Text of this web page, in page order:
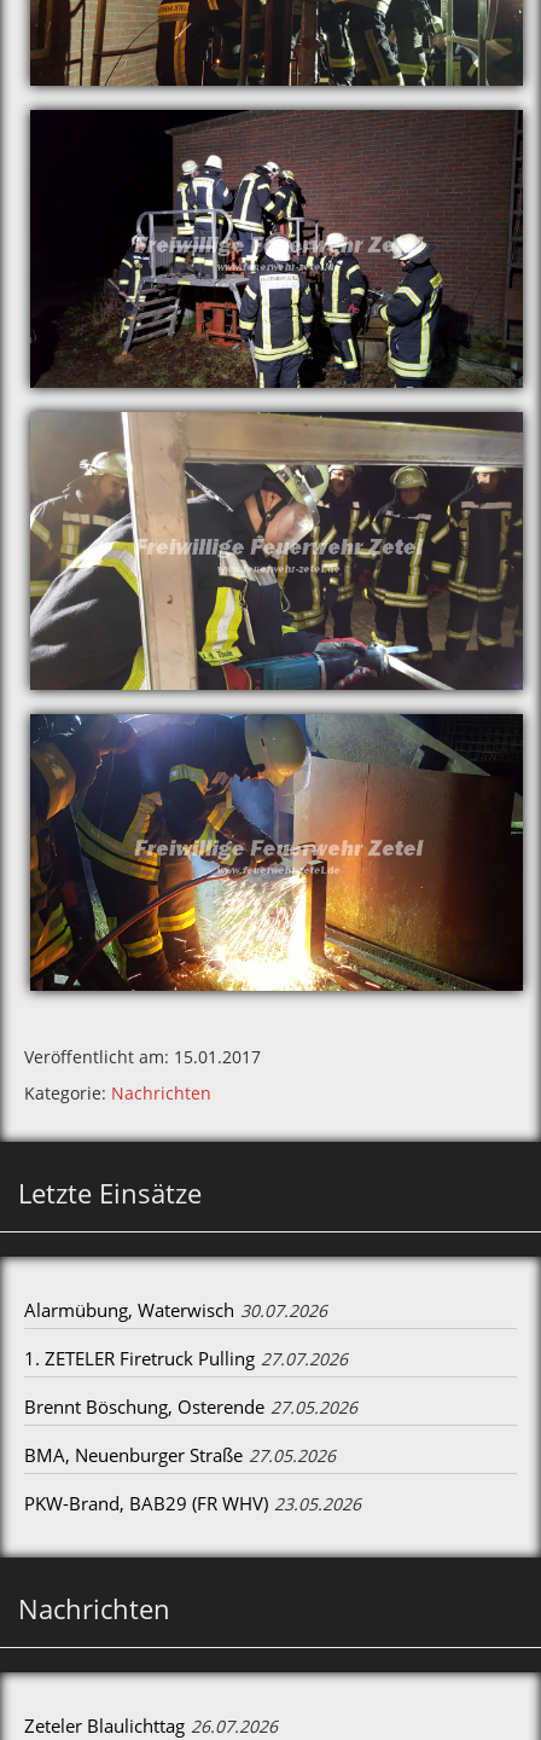
Veröffentlicht am: 15.01.2017
Kategorie: Nachrichten
Letzte Einsätze
Alarmübung, Waterwisch 30.07.2026
1. ZETELER Firetruck Pulling 27.07.2026
Brennt Böschung, Osterende 27.05.2026
BMA, Neuenburger Straße 27.05.2026
PKW-Brand, BAB29 (FR WHV) 23.05.2026
Nachrichten
Zeteler Blaulichttag 26.07.2026